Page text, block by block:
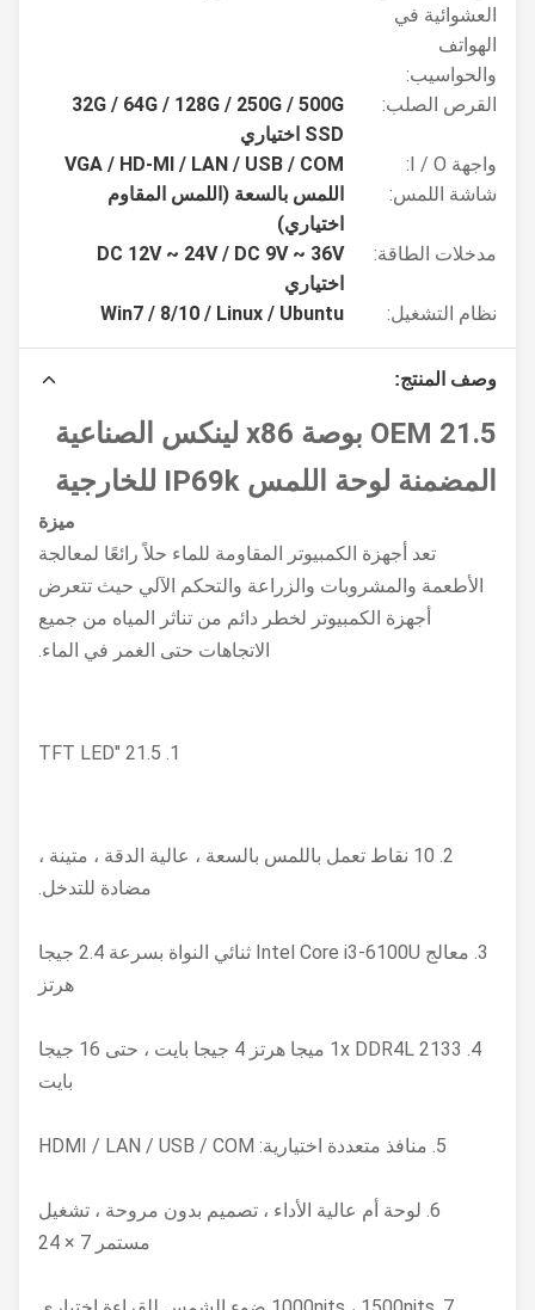
العشوائية في
الهواتف
والحواسيب:
القرص الصلب:
32G / 64G / 128G / 250G / 500G
واجهة I / O:
VGA / HD-MI / LAN / USB / COM
شاشة اللمس:
اللمس بالسعة (اللمس المقاوم
اختياري)
مدخلات الطاقة:
DC 12V ~ 24V / DC 9V ~ 36V
اختياري
نظام التشغيل:
Win7 / 8/10 / Linux / Ubuntu
وصف المنتج:
OEM 21.5 بوصة x86 لينكس الصناعية
المضمنة لوحة اللمس IP69k للخارجية
تعد أجهزة الكمبيوتر المقاومة للماء حلاً رائعًا لمعالجة
الأطعمة والمشروبات والزراعة والتحكم الآلي حيث تتعرض
أجهزة الكمبيوتر لخطر دائم من تناثر المياه من جميع
الاتجاهات حتى الغمر في الماء.
2. 10 نقاط تعمل باللمس بالسعة ، عالية الدقة ، متينة ،
مضادة للتدخل.
3. معالج Intel Core i3-6100U ثنائي النواة بسرعة 2.4 جيجا
4. 1x DDR4L 2133 ميجا هرتز 4 جيجا بايت ، حتى 16 جيجا
6. لوحة أم عالية الأداء ، تصميم بدون مروحة ، تشغيل
مستمر 7 × 24